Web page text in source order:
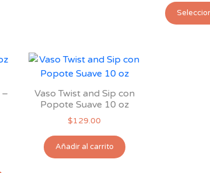
múltiples
opciones
–
Vaso Twist and Sip con
Popote Suave 10 oz
$129.00
Añadir al carrito